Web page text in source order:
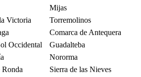
Mijas
Victoria
Torremolinos
Comarca de Antequera
Occidental
Guadalteba
Nororma
Ronda
Sierra de las Nieves